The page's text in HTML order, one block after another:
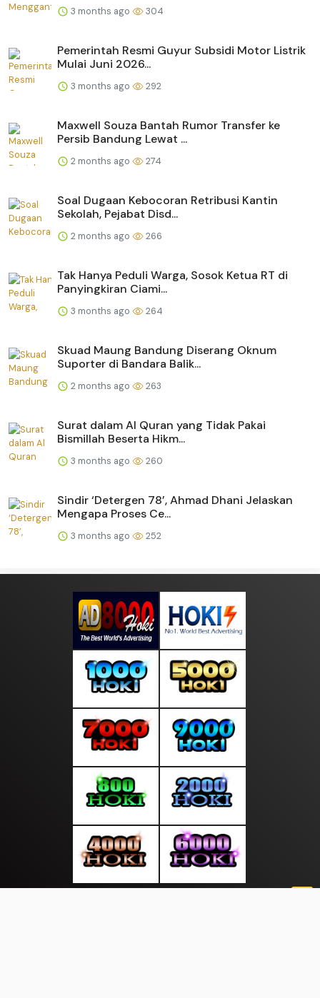
3 months ago 304
Pemerintah Resmi Guyur Subsidi Motor Listrik
Mulai Juni 2026...
3 months ago 292
Maxwell Souza Bantah Rumor Transfer ke
Persib Bandung Lewat ...
2 months ago 274
Soal Dugaan Kebocoran Retribusi Kantin
Sekolah, Pejabat Disd...
2 months ago 266
Tak Hanya Peduli Warga, Sosok Ketua RT di
Panyingkiran Ciami...
3 months ago 264
Skuad Maung Bandung Diserang Oknum
Suporter di Bandara Balik...
2 months ago 263
Surat dalam Al Quran yang Tidak Pakai
Bismillah Beserta Hikm...
3 months ago 260
Sindir ‘Detergen 78’, Ahmad Dhani Jelaskan
Mengapa Proses Ce...
3 months ago 252